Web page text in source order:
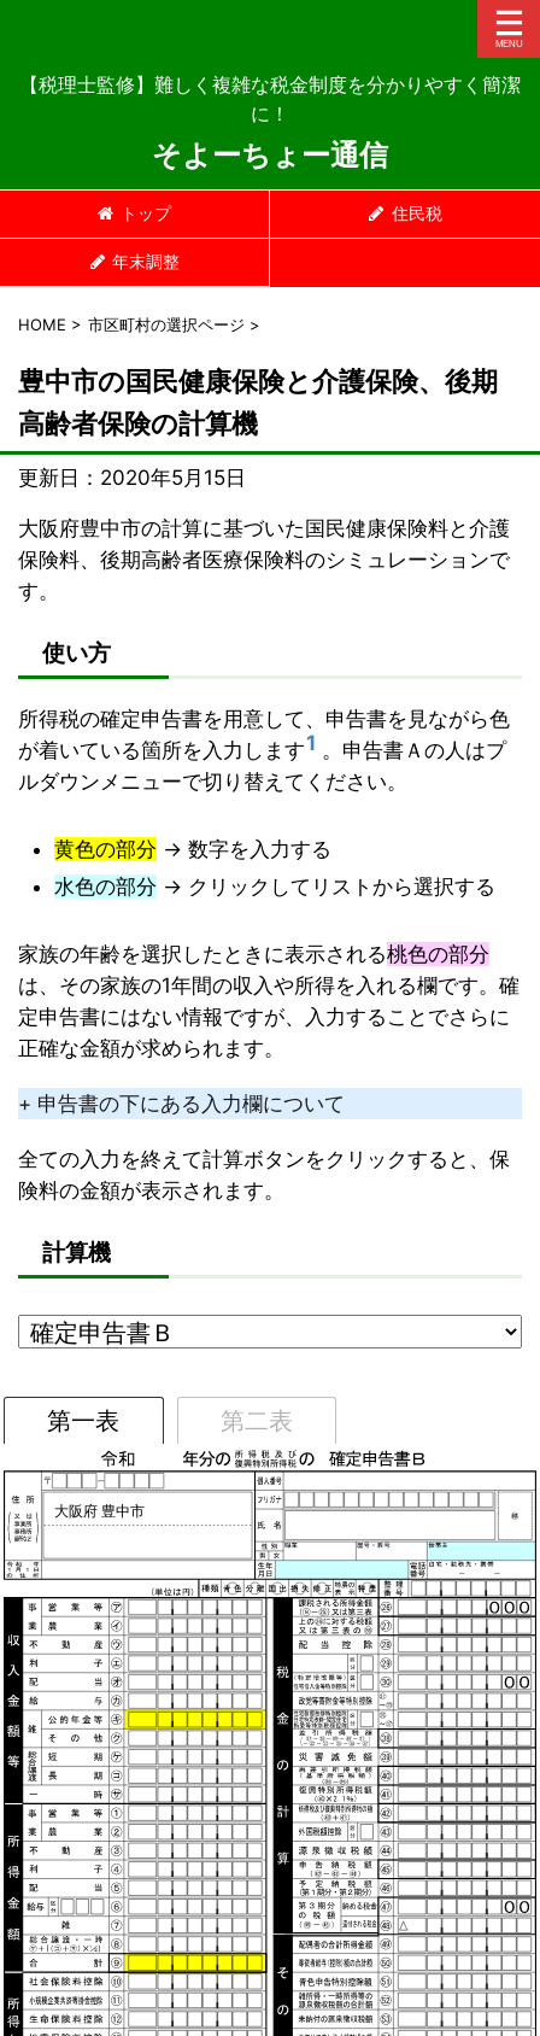
【税理士監修】難しく複雑な税金制度を分かりやすく簡潔
に！
そよーちょー通信
トップ 住民税
年末調整
HOME > 市区町村の選択ページ >
豊中市の国民健康保険と介護保険、後期
高齢者保険の計算機
更新日： 2020年5月15日
大阪府豊中市の計算に基づいた国民健康保険料と介護
保険料、後期高齢者医療保険料のシミュレーションで
す。
使い方
所得税の確定申告書を用意して、申告書を見ながら色
が着いている箇所を入力します1 。申告書Ａの人はプ
ルダウンメニューで切り替えてください。
黄色の部分 → 数字を入力する
水色の部分 → クリックしてリストから選択する
家族の年齢を選択したときに表示される桃色の部分
は、その家族の1年間の収入や所得を入れる欄です。確
定申告書にはない情報ですが、入力することでさらに
正確な金額が求められます。
+ 申告書の下にある入力欄について
全ての入力を終えて計算ボタンをクリックすると、保
険料の金額が表示されます。
計算機